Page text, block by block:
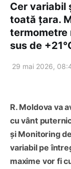
Cer variabil
toată țara.
termometre
sus de
29 mai 2026,
R. Moldova va
cu vânt
și Monitoring
variabil pe
maxime vor fi